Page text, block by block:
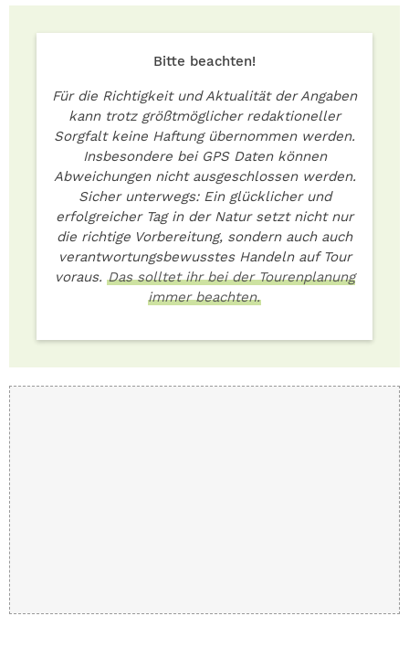
Bitte beachten!
Für die Richtigkeit und Aktualität der Angaben
kann trotz größtmöglicher redaktioneller
Sorgfalt keine Haftung übernommen werden.
Insbesondere bei GPS Daten können
Abweichungen nicht ausgeschlossen werden.
Sicher unterwegs: Ein glücklicher und
erfolgreicher Tag in der Natur setzt nicht nur
die richtige Vorbereitung, sondern auch auch
verantwortungsbewusstes Handeln auf Tour
voraus. Das solltet ihr bei der Tourenplanung
immer beachten.